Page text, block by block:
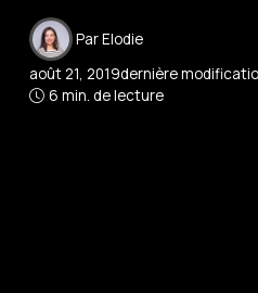
ParElodie
août 21, 2019dernière
6 min. de lecture